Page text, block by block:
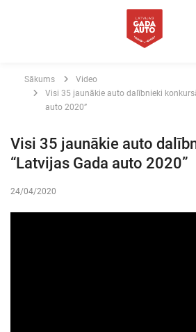
Sākums
Video
Visi 35 jaunākie auto dalībnieki
auto 2020”
Visi 35 jaunākie auto
“Latvijas Gada auto 2020”
24/04/2020